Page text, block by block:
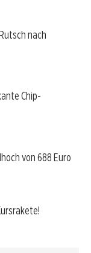
nach
Chip-
von 688 Euro